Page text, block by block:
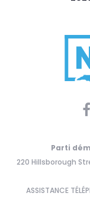
Parti
220 Hillsborough
ASSISTANCE